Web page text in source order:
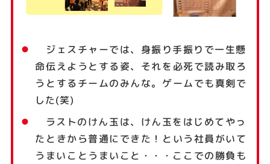
ジェスチャーでは、身振り手振りで一生懸
命伝えようとする姿、それを必死で読み取ろ
うとするチームのみんな。ゲームでも真剣で
した(笑)
ラストのけん玉は、けん玉をはじめてやっ
たときから普通にできた！という社員がいて
うまいことうまいこと・・・ここでの勝負も